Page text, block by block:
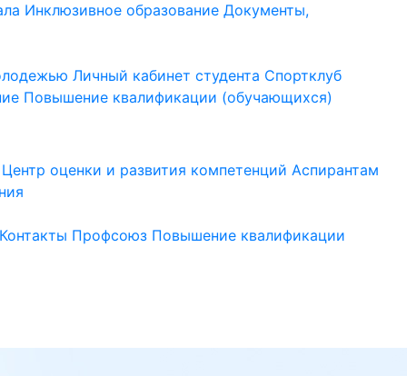
Инклюзивное образование Документы,
Личный кабинет студента Спортклуб
Повышение квалификации (обучающихся)
Центр оценки и развития компетенций Аспирантам
Контакты Профсоюз Повышение квалификации